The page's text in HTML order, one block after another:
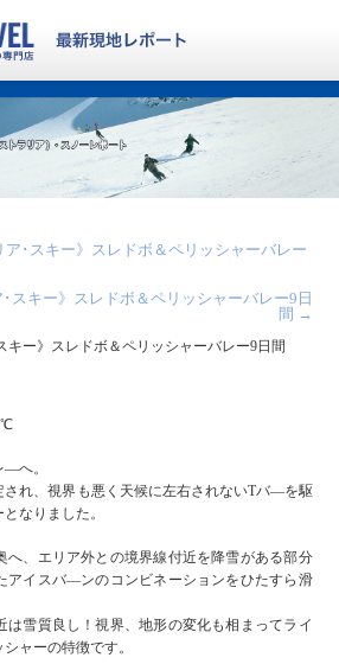
･スキー》スレドボ＆ペリッシャーバレー
スキー》スレドボ＆ペリッシャーバレー9日
間 →
キー》スレドボ＆ペリッシャーバレー9日間
へ。
され、視界も悪く天候に左右されないTバ—を駆
なりました。
、エリア外との境界線付近を降雪がある部分
アイスバ—ンのコンビネーションをひたすら滑
雪質良し！視界、地形の変化も相まってライ
ャーの特徴です。